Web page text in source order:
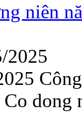
niên
2025